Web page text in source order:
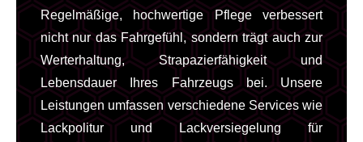
Regelmäßige, hochwertige Pflege verbessert
nicht nur das Fahrgefühl, sondern trägt auch zur
Werterhaltung, Strapazierfähigkeit und
Lebensdauer Ihres Fahrzeugs bei. Unsere
Leistungen umfassen verschiedene Services wie
Lackpolitur und Lackversiegelung für